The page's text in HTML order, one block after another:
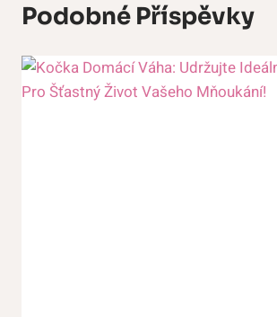
Podobné Příspěvky